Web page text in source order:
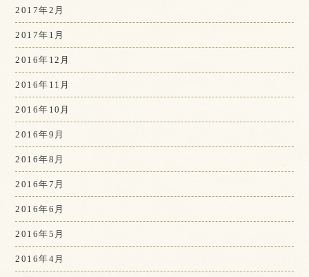
2017年2月
2017年1月
2016年12月
2016年11月
2016年10月
2016年9月
2016年8月
2016年7月
2016年6月
2016年5月
2016年4月